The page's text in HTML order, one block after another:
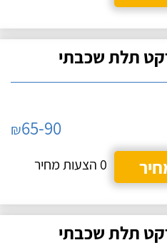
תלת שכבתי
₪65-90
0 הצעות מחיר
תלת שכבתי